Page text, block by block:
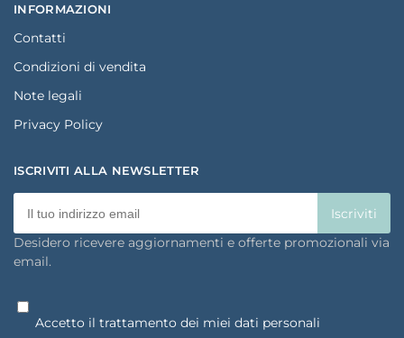
INFORMAZIONI
Contatti
Condizioni di vendita
Note legali
Privacy Policy
ISCRIVITI ALLA NEWSLETTER
Desidero ricevere aggiornamenti e offerte promozionali via
email.
Accetto il trattamento dei miei dati personali